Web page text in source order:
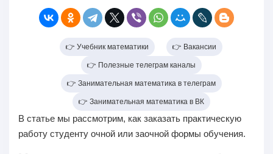
👉 Учебник математики 👉 Вакансии
👉 Полезные телеграм каналы
👉 Занимательная математика в телеграм
👉 Занимательная математика в ВК
В статье мы рассмотрим, как заказать практическую
работу студенту очной или заочной формы обучения.